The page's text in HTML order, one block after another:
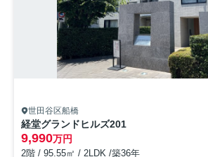
世田谷区船橋
経堂グランドヒルズ201
9,990万円
2階 / 95.55㎡ / 2LDK /築36年